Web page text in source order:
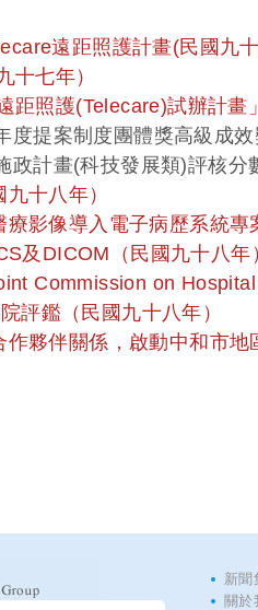
遠距照護計畫(民國九
十七年）
距照護(Telecare)試辦計畫」
提案制度團體獎高級成效
計畫(科技發展類)評核分
十八年）
影像導入電子病歷系統專
及DICOM（民國九十八年
Commission on
鑑（民國九十八年）
夥伴關係，啟動中和市
新聞
關於